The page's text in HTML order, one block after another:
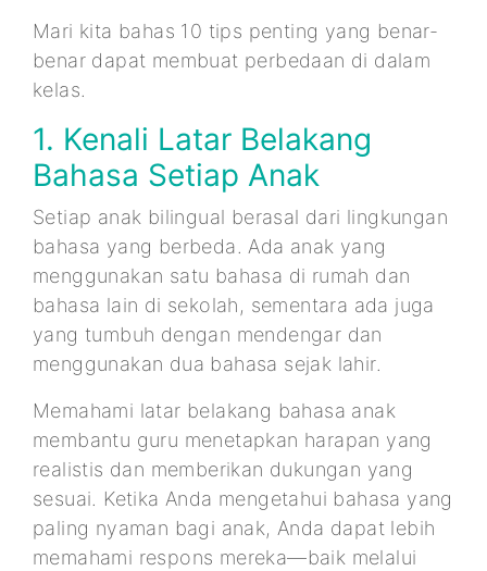
Mari kita bahas 10 tips penting yang benar-
benar dapat membuat perbedaan di dalam
kelas.
1. Kenali Latar Belakang
Bahasa Setiap Anak
Setiap anak bilingual berasal dari lingkungan
bahasa yang berbeda. Ada anak yang
menggunakan satu bahasa di rumah dan
bahasa lain di sekolah, sementara ada juga
yang tumbuh dengan mendengar dan
menggunakan dua bahasa sejak lahir.
Memahami latar belakang bahasa anak
membantu guru menetapkan harapan yang
realistis dan memberikan dukungan yang
sesuai. Ketika Anda mengetahui bahasa yang
paling nyaman bagi anak, Anda dapat lebih
memahami respons mereka—baik melalui